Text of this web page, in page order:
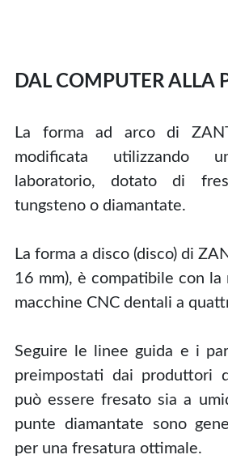
DAL COMPUTER ALLA
La forma ad arco di
modificata utilizzando
laboratorio, dotato di
tungsteno o diamantate.
La forma a disco (disco) di
16 mm), è compatibile con la
macchine CNC dentali a
Seguire le linee guida e i
preimpostati dai produttori
può essere fresato sia a
punte diamantate sono
per una fresatura ottimale.